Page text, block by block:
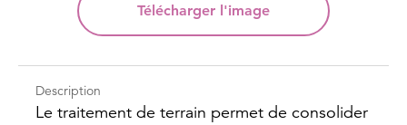
Télécharger l'image
Description
Le traitement de terrain permet de consolider